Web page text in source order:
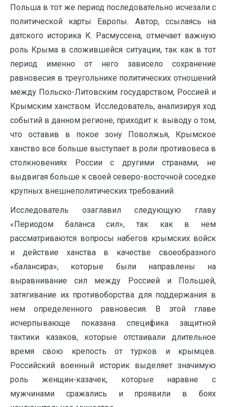
Польша в тот же период последовательно исчезали с
политической карты Европы. Автор, ссылаясь на
датского историка К. Расмуссена, отмечает важную
роль Крыма в сложившейся ситуации, так как в тот
период именно от него зависело сохранение
равновесия в треугольнике политических отношений
между Польско-Литовским государством, Россией и
Крымским ханством. Исследователь, анализируя ход
событий в данном регионе, приходит к выводу о том,
что оставив в покое зону Поволжья, Крымское
ханство все больше выступает в роли противовеса в
столкновениях России с другими странами, не
выдвигая больше к своей северо-восточной соседке
крупных внешнеполитических требований.
Исследователь озаглавил следующую главу
«Периодом баланса сил», так как в нем
рассматриваются вопросы набегов крымских войск
и действие ханства в качестве своеобразного
«балансира», которые были направлены на
выравнивание сил между Россией и Польшей,
затягивание их противоборства для поддержания в
нем определенного равновесия. В этой главе
исчерпывающе показана специфика защитной
тактики казаков, которые отстаивали длительное
время свою крепость от турков и крымцев.
Российский военный историк выделяет значимую
роль женщин-казачек, которые наравне с
мужчинами сражались и проявили в боях